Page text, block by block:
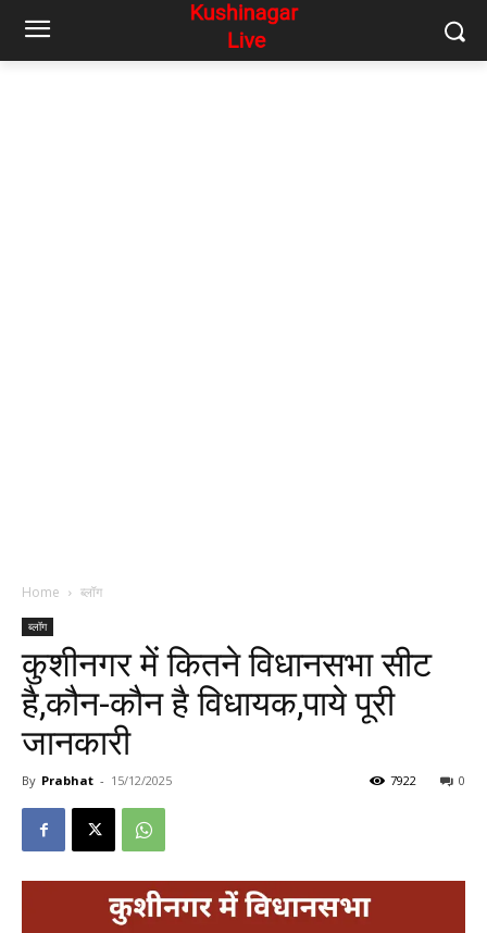
Home ब्लॉग
ब्लॉग
कुशीनगर में कितने विधानसभा सीट
है,कौन-कौन है विधायक,पाये पूरी
जानकारी
By Prabhat - 15/12/2025 0
7922